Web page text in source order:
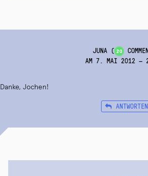
JUNA ( 20
AM 7. MAI 2012 —
Danke, Jochen!
ANTWORTEN